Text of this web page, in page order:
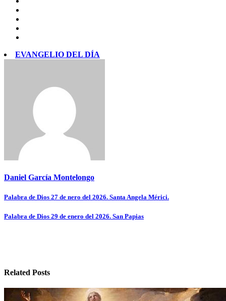
EVANGELIO DEL DÍA
Daniel García Montelongo
Navegación
de
Palabra de Dios 27 de nero del 2026. Santa Angela Mérici.
Palabra de Dios 29 de enero del 2026. San Papias
Related Posts